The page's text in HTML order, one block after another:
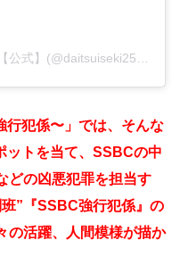
『大追跡 警視庁SSBC強行犯係』【公式】(@daitsuiseki2507)がシェアした投稿
行犯係〜」では、そんな
ットを当て、SSBCの中
どの凶悪犯罪を担当す
”『SSBC強行犯係』の
の活躍、人間模様が描か